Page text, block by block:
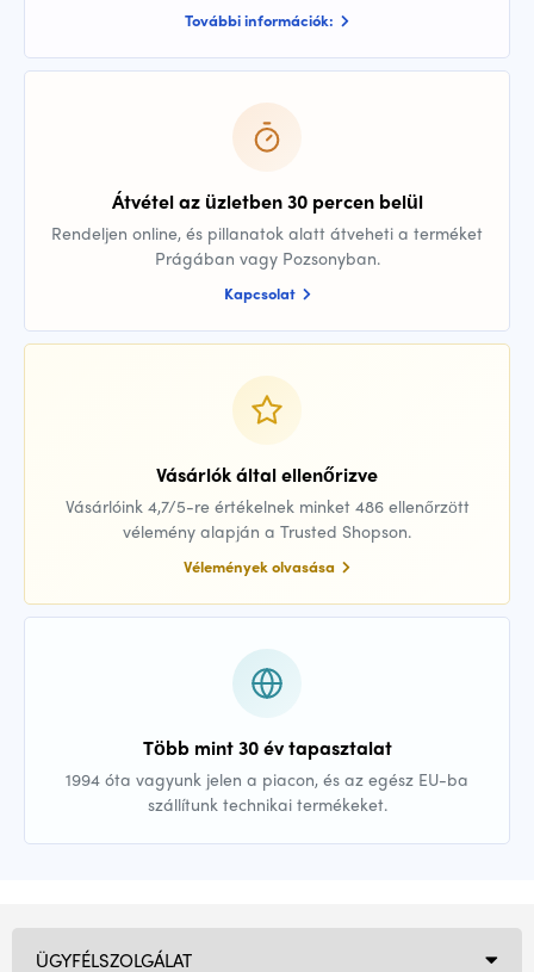
További információk:
Átvétel az üzletben 30 percen belül
Rendeljen online, és pillanatok alatt átveheti a terméket
Prágában vagy Pozsonyban.
Kapcsolat
Vásárlók által ellenőrizve
Vásárlóink 4,7/5-re értékelnek minket 486 ellenőrzött
vélemény alapján a Trusted Shopson.
Vélemények olvasása
Több mint 30 év tapasztalat
1994 óta vagyunk jelen a piacon, és az egész EU-ba
szállítunk technikai termékeket.
ÜGYFÉLSZOLGÁLAT